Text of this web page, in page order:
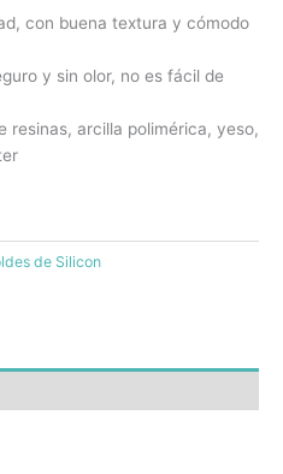
con buena textura y cómodo
y sin olor, no es fácil de
resinas, arcilla polimérica, yeso,
de Silicon